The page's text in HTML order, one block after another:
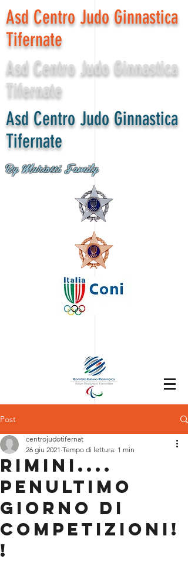
Asd Centro Judo Ginnastica
Tifernate
Asd Centro Judo Ginnastica
Tifernate
Asd Centro Judo Ginnastica
Tifernate
By Mariotti Family
Post
RIMINI....
PENULTIMO
GIORNO DI
COMPETIZIONI!
!
centrojudotifernat
26 giu 2021 Tempo di lettura: 1 min